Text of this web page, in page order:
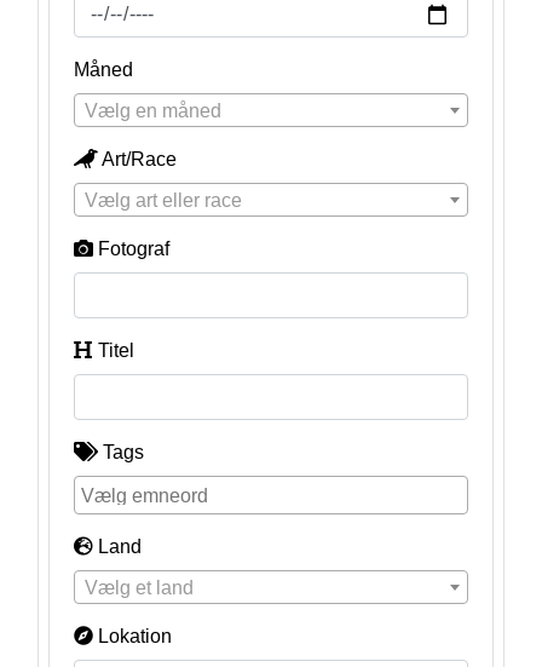
Måned
Vælg en måned
Art/Race
Vælg art eller race
Fotograf
Titel
Tags
Land
Vælg et land
Lokation